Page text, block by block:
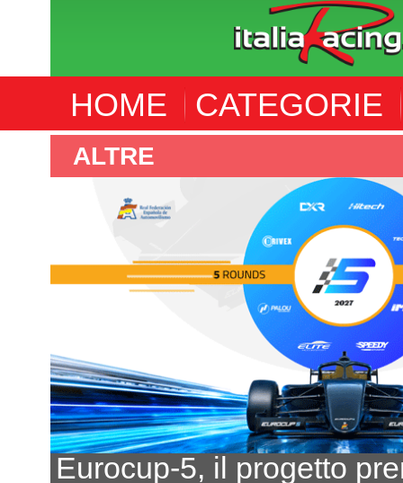
HOME CATEGORIE
F4 SPANISH
In 7 per un posto al sole